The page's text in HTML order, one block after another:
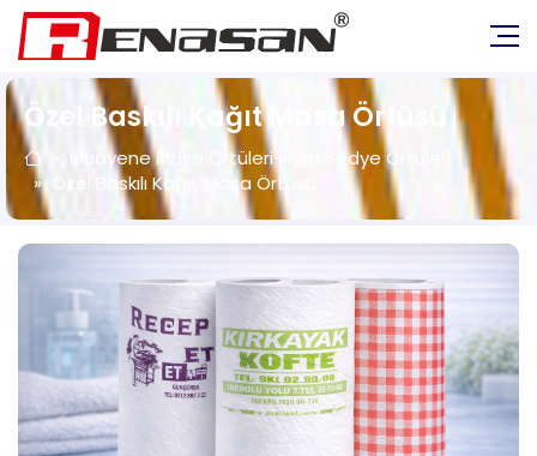
Özel Baskılı Kağıt Masa Örtüsü
Muayene Masa Örtüleri-Rulo Sedye Örtüleri
Özel Baskılı Kağıt Masa Örtüsü